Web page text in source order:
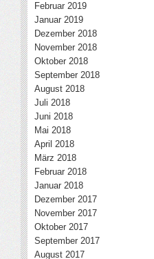
Februar 2019
Januar 2019
Dezember 2018
November 2018
Oktober 2018
September 2018
August 2018
Juli 2018
Juni 2018
Mai 2018
April 2018
März 2018
Februar 2018
Januar 2018
Dezember 2017
November 2017
Oktober 2017
September 2017
August 2017